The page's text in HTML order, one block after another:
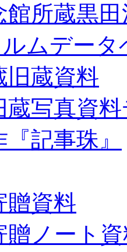
館所蔵黒
ムデータ
旧蔵資料
蔵写真資
記事珠』
贈資料
贈ノート